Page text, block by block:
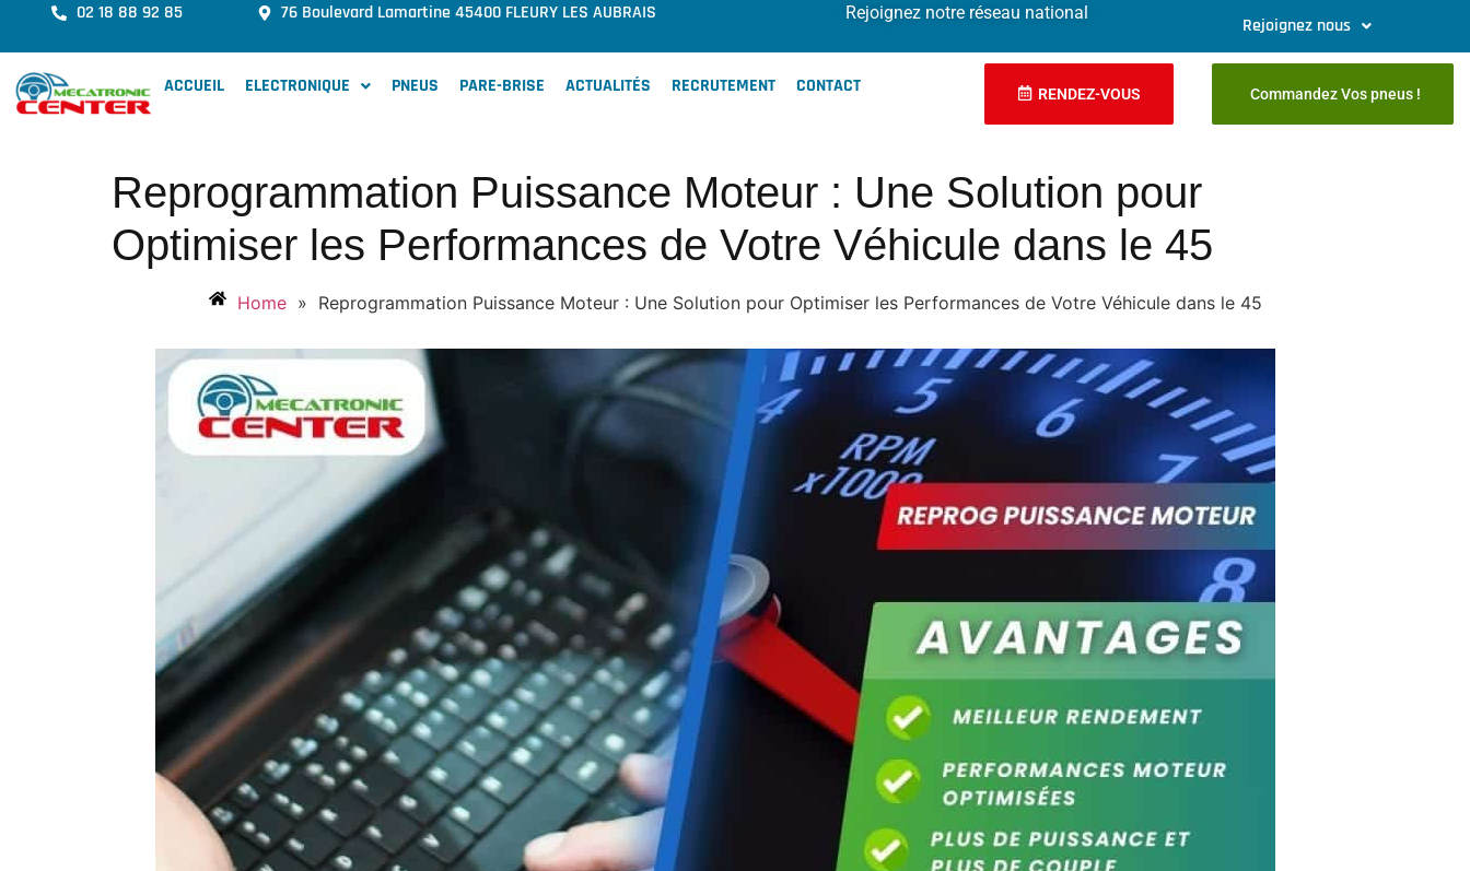
02 18 88 92 85 76 Boulevard Lamartine 45400 FLEURY LES AUBRAIS Rejoignez notre réseau national
Rejoignez nous
ACCUEIL ELECTRONIQUE PNEUS PARE-BRISE ACTUALITÉS RECRUTEMENT CONTACT RENDEZ-VOUS Commandez Vos pneus !
Reprogrammation Puissance Moteur : Une Solution pour
Optimiser les Performances de Votre Véhicule dans le 45
Home » Reprogrammation Puissance Moteur : Une Solution pour Optimiser les Performances de Votre Véhicule dans le 45